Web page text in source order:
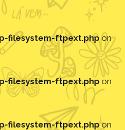
filesystem-ftpext.phpon
filesystem-ftpext.php on
filesystem-ftpext.phpon